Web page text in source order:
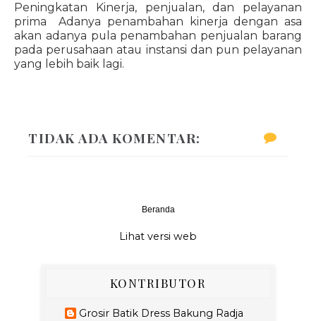
Peningkatan Kinerja, penjualan, dan pelayanan
prima Adanya penambahan kinerja dengan asa
akan adanya pula penambahan penjualan barang
pada perusahaan atau instansi dan pun pelayanan
yang lebih baik lagi.
TIDAK ADA KOMENTAR:
Beranda
Lihat versi web
KONTRIBUTOR
Grosir Batik Dress Bakung Radja